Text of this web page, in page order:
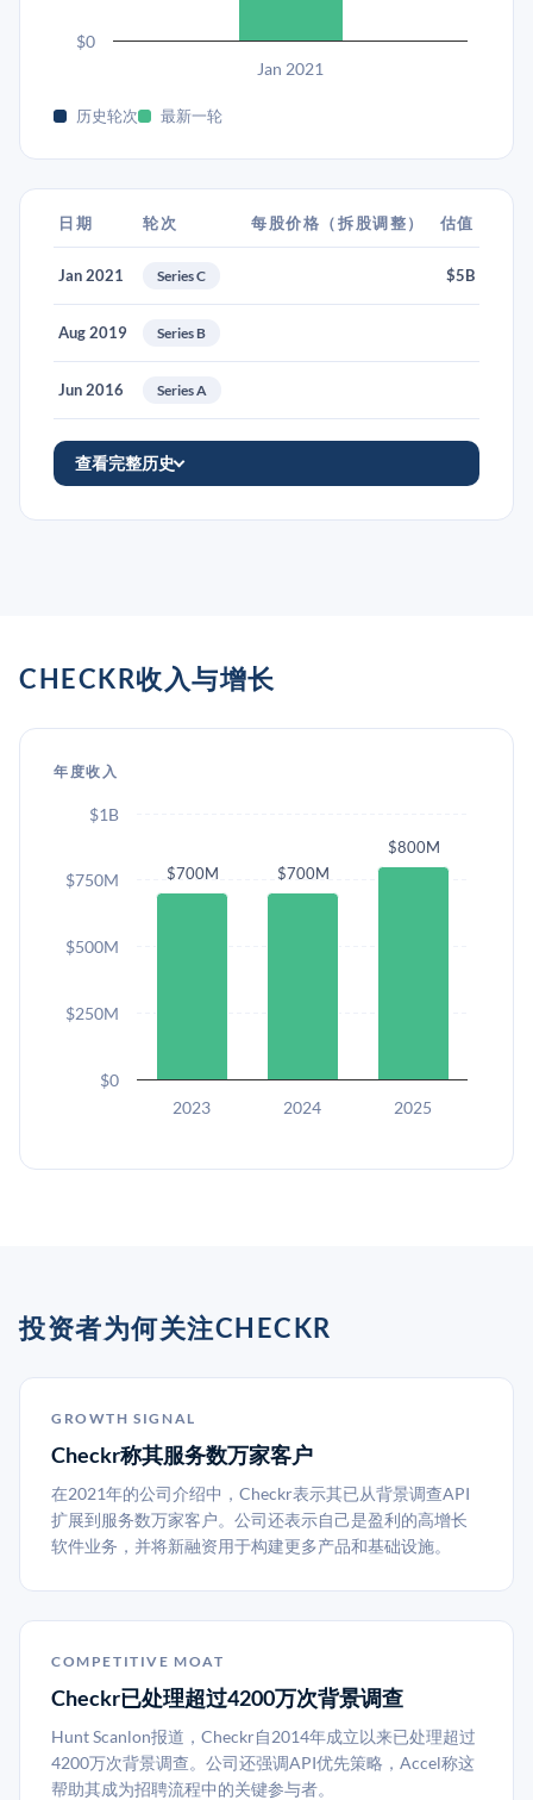
Jan 2021
$0
历史轮次 最新一轮
日期 轮次 每股价格（拆股调整） 估值
Jan 2021 Series C $5B
Aug 2019 Series B
Jun 2016 Series A
查看完整历史
CHECKR收入与增长
年度收入
$700M $700M
$800M
2023 2024 2025
$0
$250M
$500M
$750M
$1B
投资者为何关注CHECKR
GROWTH SIGNAL
Checkr称其服务数万家客户
在2021年的公司介绍中，Checkr表示其已从背景调查API
扩展到服务数万家客户。公司还表示自己是盈利的高增长
软件业务，并将新融资用于构建更多产品和基础设施。
COMPETITIVE MOAT
Checkr已处理超过4200万次背景调查
Hunt Scanlon报道，Checkr自2014年成立以来已处理超过
4200万次背景调查。公司还强调API优先策略，Accel称这
帮助其成为招聘流程中的关键参与者。